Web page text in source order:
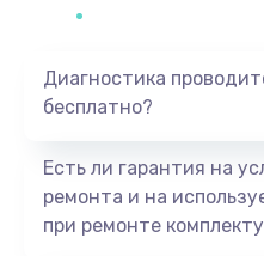
Диагностика
бесплатно?
Есть ли гарантия на
ремонта и на
при ремонте